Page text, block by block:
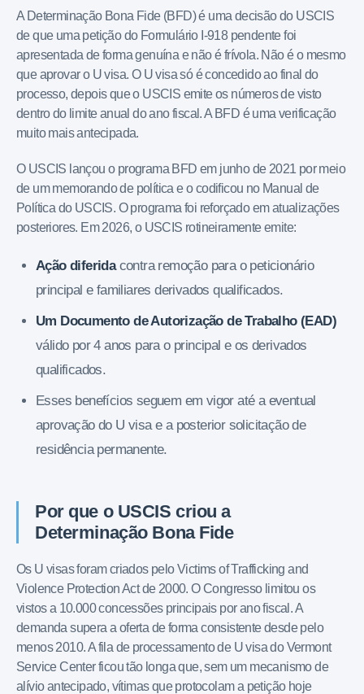
A Determinação Bona Fide (BFD) é uma decisão do USCIS
de que uma petição do Formulário I-918 pendente foi
apresentada de forma genuína e não é frívola. Não é o mesmo
que aprovar o U visa. O U visa só é concedido ao final do
processo, depois que o USCIS emite os números de visto
dentro do limite anual do ano fiscal. A BFD é uma verificação
muito mais antecipada.
O USCIS lançou o programa BFD em junho de 2021 por meio
de um memorando de política e o codificou no Manual de
Política do USCIS. O programa foi reforçado em atualizações
posteriores. Em 2026, o USCIS rotineiramente emite:
Ação diferidacontra remoção para o peticionário
principal e familiares derivados qualificados.
Um Documento de Autorização de Trabalho (EAD)
válido por 4 anos para o principal e os derivados
qualificados.
Esses benefícios seguem em vigor até a eventual
aprovação do U visa e a posterior solicitação de
residência permanente.
Por que o USCIS criou a
Determinação Bona Fide
Os U visas foram criados pelo Victims of Trafficking and
Violence Protection Act de 2000. O Congresso limitou os
vistos a 10.000 concessões principais por ano fiscal. A
demanda supera a oferta de forma consistente desde pelo
menos 2010. A fila de processamento de U visa do Vermont
Service Center ficou tão longa que, sem um mecanismo de
alívio antecipado, vítimas que protocolam a petição hoje